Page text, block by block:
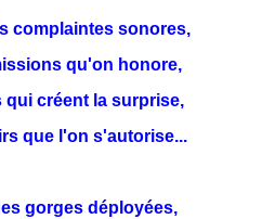
complaintes sonores,
qu'on honore,
qui créent la surprise,
que l'on s'autorise...
gorges déployées,